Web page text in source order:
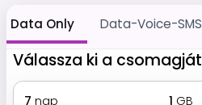
Data Only Data-Voice-SMS
Válassza ki a csomagját
7 nap 1 GB